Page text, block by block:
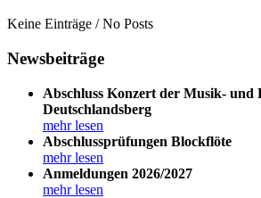
Keine Einträge / No Posts
Newsbeiträge
Abschluss Konzert der Musik- und
Deutschlandsberg
mehr lesen
Abschlussprüfungen Blockflöte
mehr lesen
Anmeldungen 2026/2027
mehr lesen